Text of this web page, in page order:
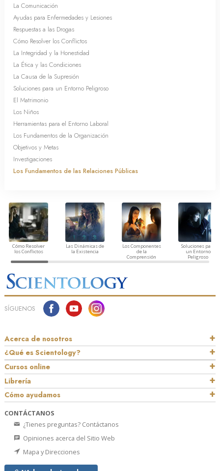
La Comunicación
Ayudas para Enfermedades y Lesiones
Respuestas a las Drogas
Cómo Resolver los Conflictos
La Integridad y la Honestidad
La Ética y las Condiciones
La Causa de la Supresión
Soluciones para un Entorno Peligroso
El Matrimonio
Los Niños
Herramientas para el Entorno Laboral
Los Fundamentos de la Organización
Objetivos y Metas
Investigaciones
Los Fundamentos de las Relaciones Públicas
Cómo Resolver
los Conflictos
Las Dinámicas de
la Existencia
Los Componentes
de la
Comprensión
Soluciones para
un Entorno
Peligroso
SÍGUENOS
Acerca de nosotros
¿Qué es Scientology?
Cursos online
Librería
Cómo ayudamos
CONTÁCTANOS
¿Tienes preguntas? Contáctanos
Opiniones acerca del Sitio Web
Mapa y Direcciones